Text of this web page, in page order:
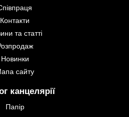
Контакти
та статті
Новинки
сайту
канцелярії
Папір